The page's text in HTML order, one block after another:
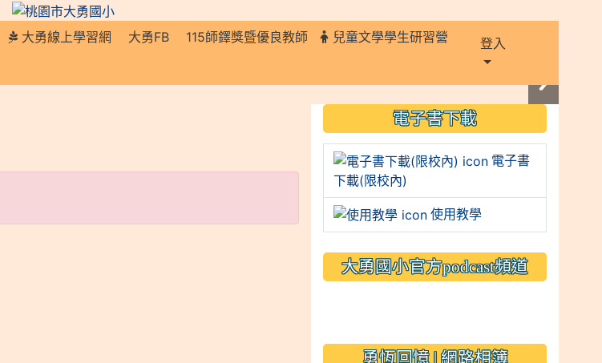
大勇線上學習網 大勇FB 115師鐸獎暨優良教師
兒童文學學生研習營
登入
::: 電子書下載
電子書
下載(限校內)
使用教學
大勇國小官方podcast頻道
勇恆回憶 | 網路相簿